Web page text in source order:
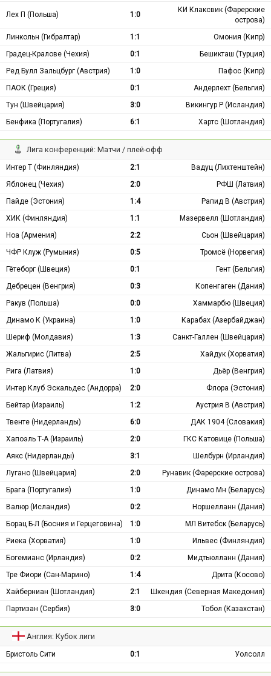
Лех П (Польша) 1:0
КИ Клаксвик (Фарерские
острова)
Линкольн (Гибралтар)
1:1
Омония (Кипр)
Градец-Кралове (Чехия)
0:1
Бешикташ (Турция)
Ред Булл Зальцбург (Австрия)
1:0
Пафос (Кипр)
ПАОК (Греция)
0:1
Андерлехт (Бельгия)
Тун (Швейцария)
3:0
Викингур Р (Исландия)
Бенфика (Португалия)
6:1 Хартс (Шотландия)
Лига конференций: Матчи / плей-офф
Интер Т (Финляндия) 2:1
Вадуц (Лихтенштейн)
Яблонец (Чехия)
2:0
РФШ (Латвия)
Пайде (Эстония)
1:4
Рапид В (Австрия)
ХИК (Финляндия)
1:1
Мазервелл (Шотландия)
Ноа (Армения)
2:2
Сьон (Швейцария)
ЧФР Клуж (Румыния)
0:5
Тромсё (Норвегия)
Гётеборг (Швеция)
0:1
Гент (Бельгия)
Дебрецен (Венгрия)
0:3
Копенгаген (Дания)
Ракув (Польша)
0:0
Хаммарбю (Швеция)
Динамо К (Украина)
1:0
Карабах (Азербайджан)
Шериф (Молдавия)
1:3
Санкт-Галлен (Швейцария)
Жальгирис (Литва)
2:5
Хайдук (Хорватия)
Рига (Латвия)
1:0
Дьёр (Венгрия)
Интер Клуб Эскальдес (Андорра)
2:0
Флора (Эстония)
Бейтар (Израиль)
1:2
Аустрия В (Австрия)
Твенте (Нидерланды)
6:0
ДАК 1904 (Словакия)
Хапоэль Т-А (Израиль)
2:0
ГКС Катовице (Польша)
Аякс (Нидерланды)
3:1
Шелбурн (Ирландия)
Лугано (Швейцария)
2:0
Рунавик (Фарерские острова)
Брага (Португалия)
1:0
Динамо Мн (Беларусь)
Валюр (Исландия)
0:2
Норшелланн (Дания)
Борац Б-Л (Босния и Герцеговина)
1:0
МЛ Витебск (Беларусь)
Риека (Хорватия)
1:0
Ильвес (Финляндия)
Богемианс (Ирландия)
0:2
Мидтьюлланн (Дания)
Тре Фиори (Сан-Марино)
1:4
Дрита (Косово)
Хайберниан (Шотландия)
2:1
Шкендия (Северная Македония)
Партизан (Сербия)
3:0 Тобол (Казахстан)
Англия: Кубок лиги
Бристоль Сити 0:1 Уолсолл